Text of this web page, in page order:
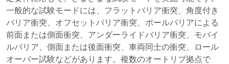
一般的な試験モードには、フラットバリア衝突、角度付き
バリア衝突、オフセットバリア衝突、ポールバリアによる
前面または側面衝突、アンダーライドバリア衝突、モバイ
ルバリア、側面または後面衝突、車両同士の衝突、ロール
オーバー試験などがあります。複数のオートリブ拠点で